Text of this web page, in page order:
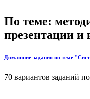
По теме:
презентации и
Домашние задания по теме
70 вариантов заданий